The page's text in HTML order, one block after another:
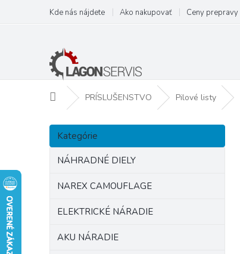
obsah
Kde nás nájdete Ako nakupovať Ceny prepravy
DomovPRÍSLUŠENSTVO Pilové listy
B
č
Preskočiť
kategórie
Kategórie
NÁHRADNÉ DIELY
NAREX CAMOUFLAGE
ELEKTRICKÉ NÁRADIE
AKU NÁRADIE